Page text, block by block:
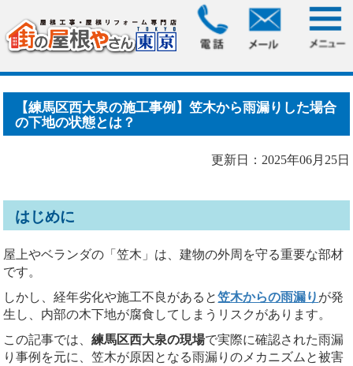
> 【練馬区西大泉の施工事例】笠木から雨漏
りした場合の下地の状態.....
【練馬区西大泉の施工事例】笠木から雨漏りした場合
の下地の状態とは？
更新日：2025年06月25日
はじめに
屋上やベランダの「笠木」は、建物の外周を守る重要な部材
です。
しかし、経年劣化や施工不良があると笠木からの雨漏り が発
生し、内部の木下地が腐食してしまうリスクがあります。
この記事では、練馬区西大泉の現場で実際に確認された雨漏
り事例を元に、笠木が原因となる雨漏りのメカニズムと被害